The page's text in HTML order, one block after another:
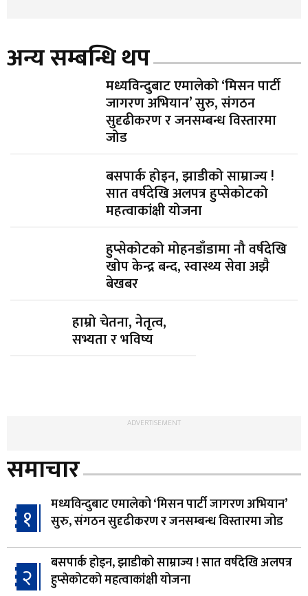
अन्य सम्बन्धि थप
मध्यविन्दुबाट एमालेको ‘मिसन पार्टी
जागरण अभियान’ सुरु, संगठन
सुदृढीकरण र जनसम्बन्ध विस्तारमा
जोड
बसपार्क होइन, झाडीको साम्राज्य !
सात वर्षदेखि अलपत्र हुप्सेकोटको
महत्वाकांक्षी योजना
हुप्सेकोटको मोहनडाँडामा नौ वर्षदेखि
खोप केन्द्र बन्द, स्वास्थ्य सेवा अझै
बेखबर
हाम्रो चेतना, नेतृत्व,
सभ्यता र भविष्य
ADVERTISEMENT
समाचार
१
मध्यविन्दुबाट एमालेको ‘मिसन पार्टी जागरण अभियान’
सुरु, संगठन सुदृढीकरण र जनसम्बन्ध विस्तारमा जोड
२
बसपार्क होइन, झाडीको साम्राज्य ! सात वर्षदेखि अलपत्र
हुप्सेकोटको महत्वाकांक्षी योजना